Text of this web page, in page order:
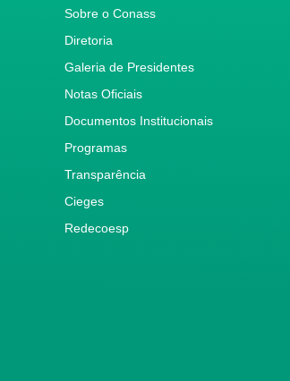
Sobre o Conass
Diretoria
Galeria de Presidentes
Notas Oficiais
Documentos Institucionais
Programas
Transparência
Cieges
Redecoesp